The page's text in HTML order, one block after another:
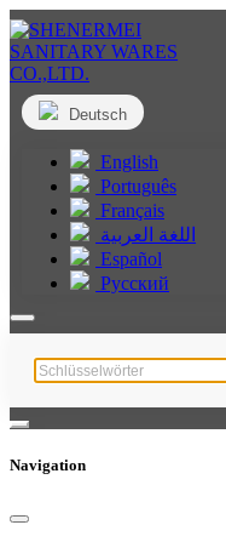
Deutsch
English
Português
Français
اللغة العربية
Español
Русский
Navigation